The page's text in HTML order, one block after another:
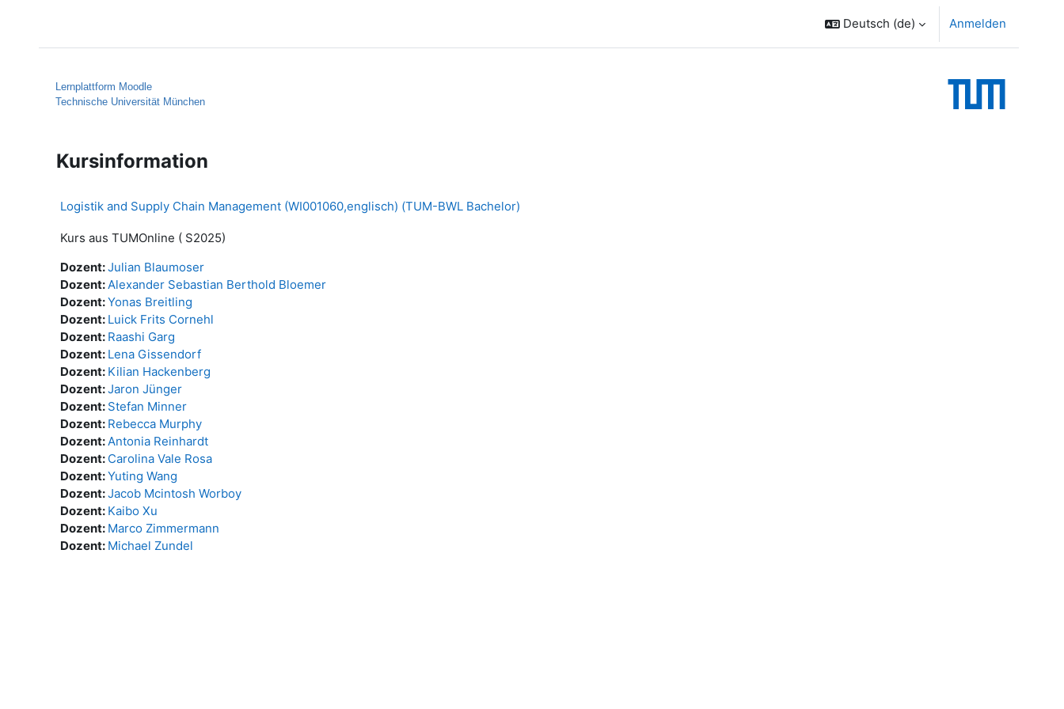
Deutsch ‎(de)‎ Anmelden
Lernplattform Moodle
Technische Universität München
Kursinformation
Logistik and Supply Chain Management (WI001060,englisch) (TUM-BWL Bachelor)
Kurs aus TUMOnline ( S2025)
Dozent:Julian Blaumoser
Dozent:Alexander Sebastian Berthold Bloemer
Dozent:Yonas Breitling
Dozent: Luick Frits Cornehl
Dozent: Raashi Garg
Dozent: Lena Gissendorf
Dozent: Kilian Hackenberg
Dozent:Jaron Jünger
Dozent: Stefan Minner
Dozent: Rebecca Murphy
Dozent:Antonia Reinhardt
Dozent: Carolina Vale Rosa
Dozent:Yuting Wang
Dozent:Jacob Mcintosh Worboy
Dozent: Kaibo Xu
Dozent: Marco Zimmermann
Dozent: Michael Zundel